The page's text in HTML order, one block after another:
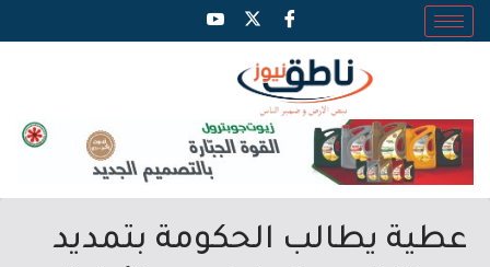
عطية يطالب الحكومة بتمديد